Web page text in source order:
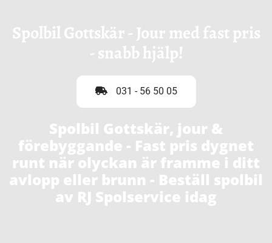
Spolbil Gottskär - Jour med fast pris
- snabb hjälp!
031 - 56 50 05
Spolbil Gottskär, jour &
förebyggande - Fast pris dygnet
runt när olyckan är framme i ditt
avlopp eller brunn - Beställ spolbil
av RJ Spolservice idag